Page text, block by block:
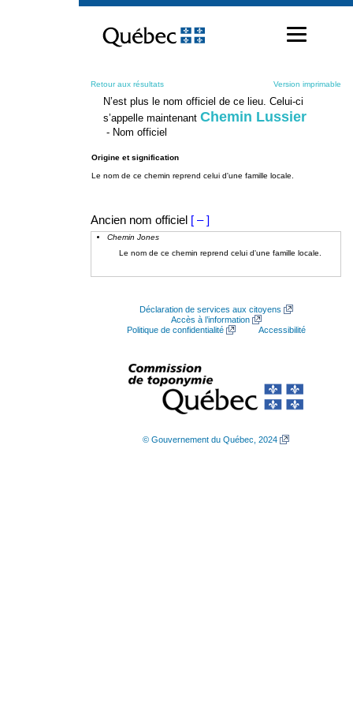
contenu
Retour aux résultats Version imprimable
N’est plus le nom officiel de ce lieu. Celui-ci
s’appelle maintenant Chemin Lussier
- Nom officiel
Origine et signification
Le nom de ce chemin reprend celui d'une famille locale.
Ancien nom officiel [ – ]
Chemin Jones
Le nom de ce chemin reprend celui d'une famille locale.
Déclaration de services aux citoyens
Accès à l’information
Politique de confidentialité
Accessibilité
© Gouvernement du Québec, 2024